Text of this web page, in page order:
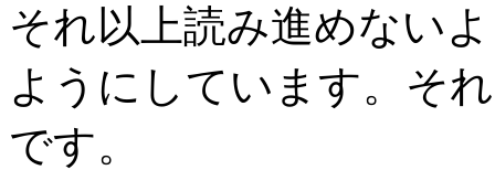
それ以上読み進めない
ようにしています。そ
です。